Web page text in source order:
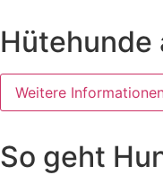
Hütehunde
Weitere
So geht